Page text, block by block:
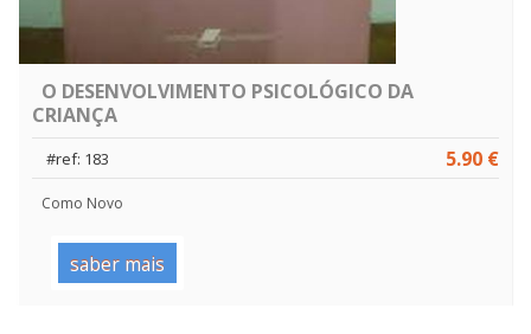
O DESENVOLVIMENTO PSICOLÓGICO DA
CRIANÇA
5.90 €
#ref: 183
Como Novo
saber mais